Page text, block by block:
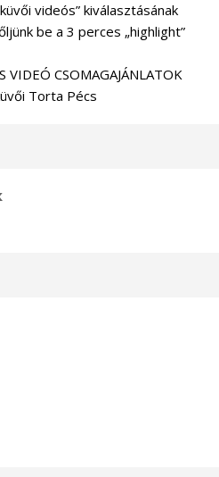
videós” kiválasztásának
be a 3 perces „highlight”
VIDEÓ CSOMAGAJÁNLATOK
Torta Pécs